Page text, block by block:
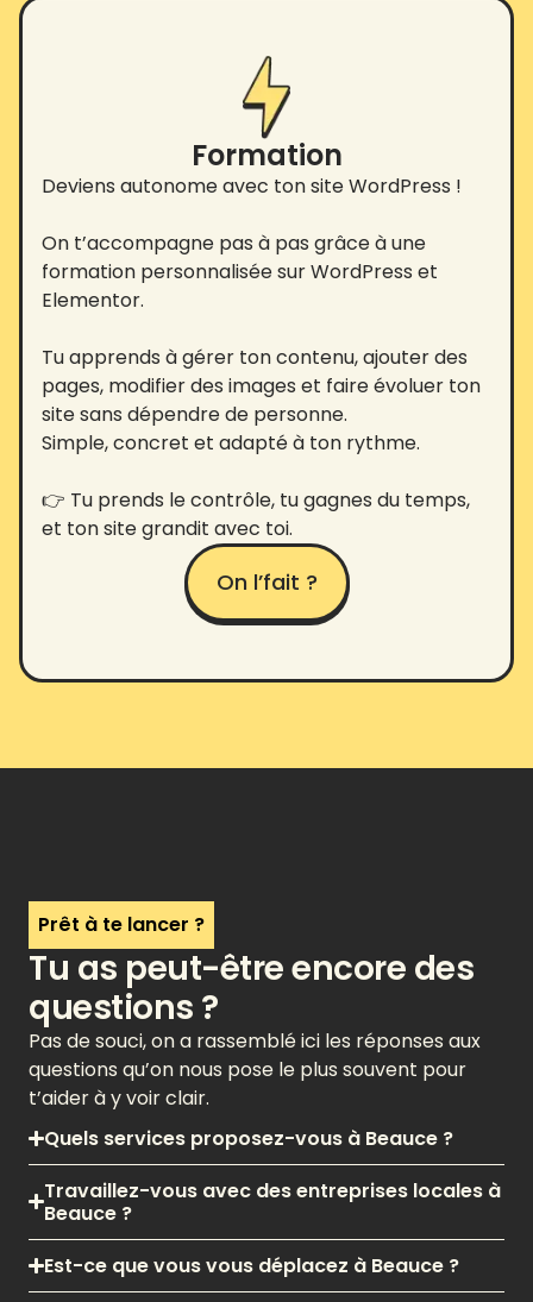
Formation
Deviens autonome avec ton site WordPress !
On t’accompagne pas à pas grâce à une
formation personnalisée sur WordPress et
Elementor.
Tu apprends à gérer ton contenu, ajouter des
pages, modifier des images et faire évoluer ton
site sans dépendre de personne.
Simple, concret et adapté à ton rythme.
👉 Tu prends le contrôle, tu gagnes du temps,
et ton site grandit avec toi.
On l’fait ?
Prêt à te lancer ?
Tu as peut-être encore des
questions ?
Pas de souci, on a rassemblé ici les réponses aux
questions qu’on nous pose le plus souvent pour
t’aider à y voir clair.
Quels services proposez-vous à Beauce ?
Travaillez-vous avec des entreprises locales à
Beauce ?
Est-ce que vous vous déplacez à Beauce ?